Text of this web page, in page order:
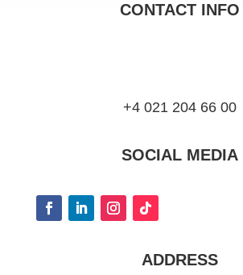
CONTACT INFO
+4 021 204 66 00
SOCIAL MEDIA
ADDRESS